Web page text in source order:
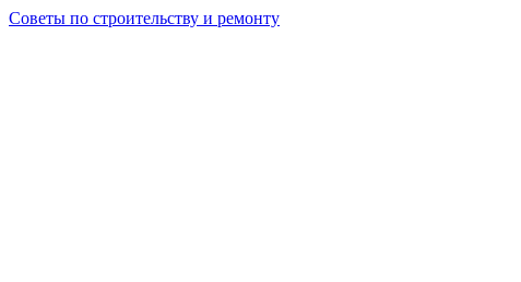
Советы по строительству и ремонту